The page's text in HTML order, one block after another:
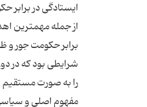
از جمله مهمترین
برابر حکومت جور
شرایطی بود که در
را به صورت مستقیم
مفهوم اصلی و